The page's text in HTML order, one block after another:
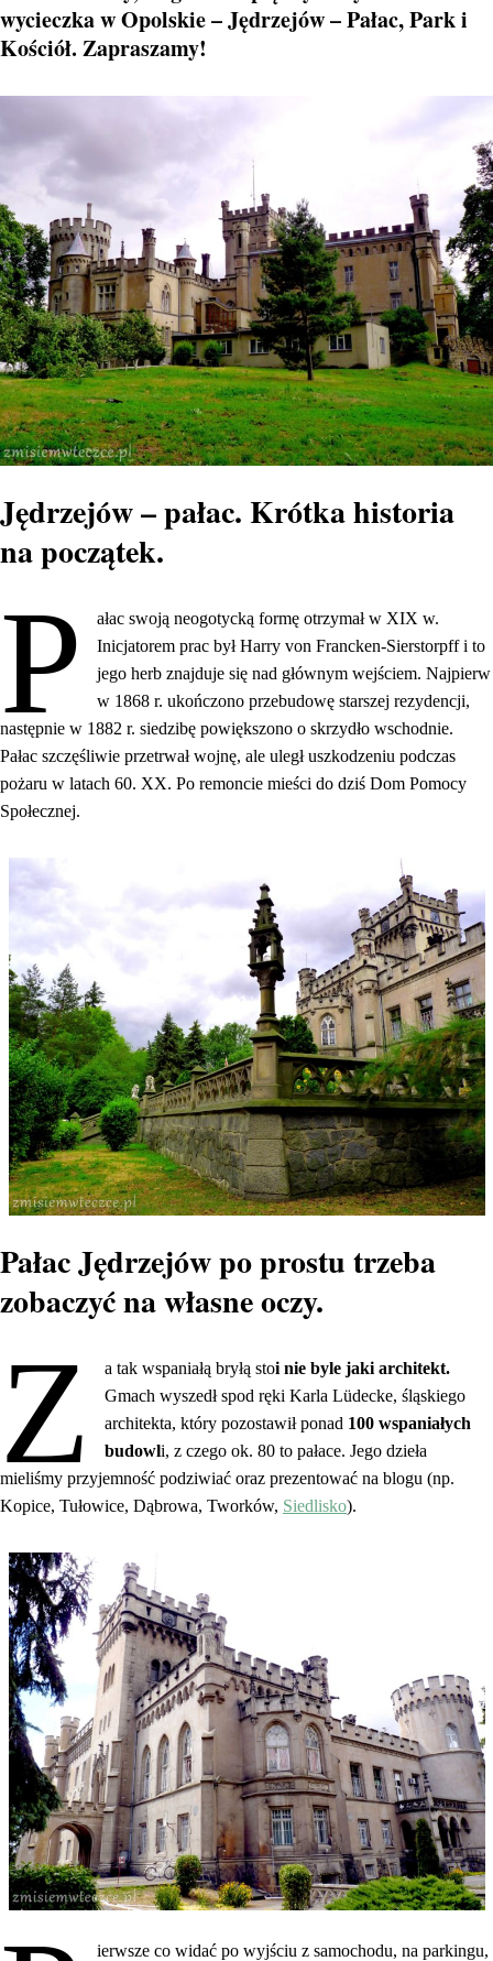
wycieczka w Opolskie – Jędrzejów – Pałac, Park i
Kościół. Zapraszamy!
Jędrzejów – pałac. Krótka historia
na początek.
P
ałac swoją neogotycką formę otrzymał w XIX w.
Inicjatorem prac był Harry von Francken-Sierstorpff i to
jego herb znajduje się nad głównym wejściem. Najpierw
w 1868 r. ukończono przebudowę starszej rezydencji,
następnie w 1882 r. siedzibę powiększono o skrzydło wschodnie.
Pałac szczęśliwie przetrwał wojnę, ale uległ uszkodzeniu podczas
pożaru w latach 60. XX. Po remoncie mieści do dziś Dom Pomocy
Społecznej.
Pałac Jędrzejów po prostu trzeba
zobaczyć na własne oczy.
Z a tak wspaniałą bryłą stoi nie byle jaki architekt.
Gmach wyszedł spod ręki Karla Lüdecke, śląskiego
architekta, który pozostawił ponad 100 wspaniałych
budowli, z czego ok. 80 to pałace. Jego dzieła
mieliśmy przyjemność podziwiać oraz prezentować na blogu (np.
Kopice, Tułowice, Dąbrowa, Tworków, Siedlisko).
ierwsze co widać po wyjściu z samochodu, na parkingu,